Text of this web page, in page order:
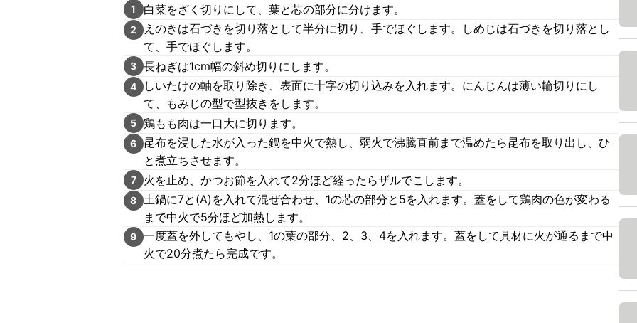
1 白菜をざく切りにして、葉と芯の部分に分けます。
2
えのきは石づきを切り落として半分に切り、手でほぐします。しめじは石づきを切り落とし
て、手でほぐします。
3 長ねぎは1cm幅の斜め切りにします。
4
しいたけの軸を取り除き、表面に十字の切り込みを入れます。にんじんは薄い輪切りにし
て、もみじの型で型抜きをします。
5 鶏もも肉は一口大に切ります。
6
昆布を浸した水が入った鍋を中火で熱し、弱火で沸騰直前まで温めたら昆布を取り出し、ひ
と煮立ちさせます。
7 火を止め、かつお節を入れて2分ほど経ったらザルでこします。
8 土鍋に7と(A)を入れて混ぜ合わせ、1の芯の部分と5を入れます。蓋をして鶏肉の色が変わる
まで中火で5分ほど加熱します。
9 一度蓋を外してもやし、1の葉の部分、2、3、4を入れます。蓋をして具材に火が通るまで中
火で20分煮たら完成です。